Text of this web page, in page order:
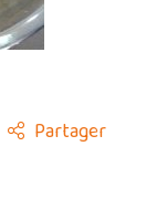
Partager